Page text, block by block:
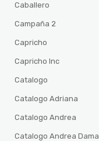
Caballero
Campaña 2
Capricho
Capricho Inc
Catalogo
Catalogo Adriana
Catalogo Andrea
Catalogo Andrea Dama